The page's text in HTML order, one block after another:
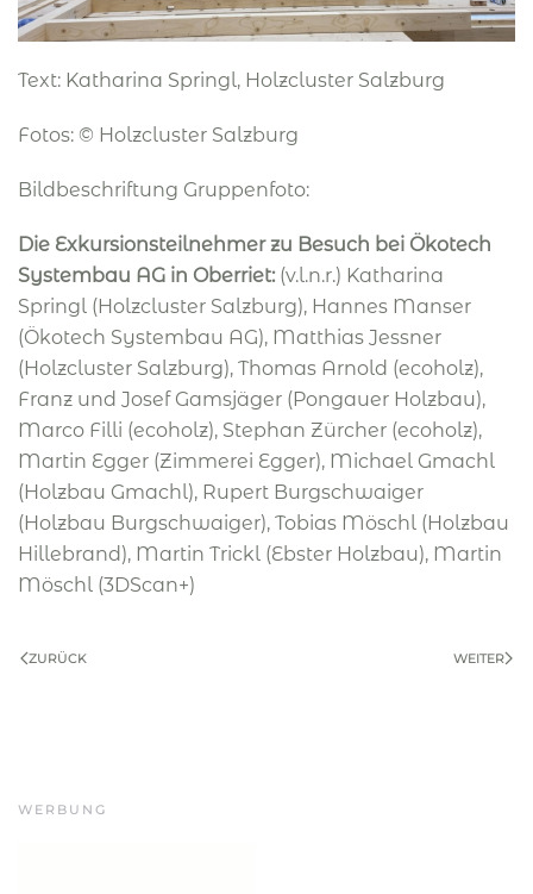
Text: Katharina Springl, Holzcluster Salzburg
Fotos: © Holzcluster Salzburg
Bildbeschriftung Gruppenfoto:
Die Exkursionsteilnehmer zu Besuch bei Ökotech
Systembau AG in Oberriet: (v.l.n.r.) Katharina
Springl (Holzcluster Salzburg), Hannes Manser
(Ökotech Systembau AG), Matthias Jessner
(Holzcluster Salzburg), Thomas Arnold (ecoholz),
Franz und Josef Gamsjäger (Pongauer Holzbau),
Marco Filli (ecoholz), Stephan Zürcher (ecoholz),
Martin Egger (Zimmerei Egger), Michael Gmachl
(Holzbau Gmachl), Rupert Burgschwaiger
(Holzbau Burgschwaiger), Tobias Möschl (Holzbau
Hillebrand), Martin Trickl (Ebster Holzbau), Martin
Möschl (3DScan+)
ZURÜCK WEITER
WERBUNG